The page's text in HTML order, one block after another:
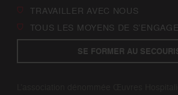
TRAVAILLER AVEC NOUS
TOUS LES MOYENS DE
SE FORMER AU